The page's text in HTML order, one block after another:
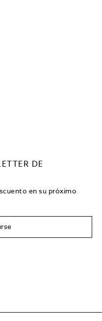
DE
en su próximo